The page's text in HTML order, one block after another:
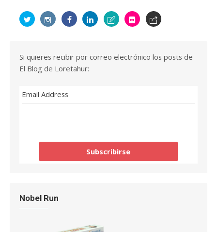
Si quieres recibir por correo electrónico los posts de
El Blog de Loretahur:
Email Address
Nobel Run